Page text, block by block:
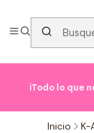
ℹ️Todo lo que
Inicio K-